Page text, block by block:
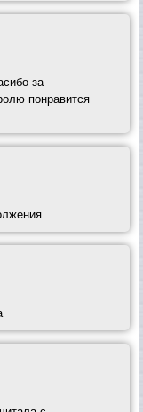
за
понравится